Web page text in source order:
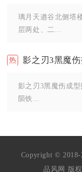
璃月天遒谷北侧塔
层两处、二...
影之刃3黑魔
影之刃3黑魔伤成
陨铁...
Copyright © 2018-
品风网 版